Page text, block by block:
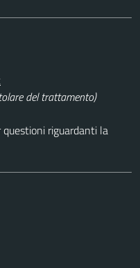
del trattamento)
questioni riguardanti la